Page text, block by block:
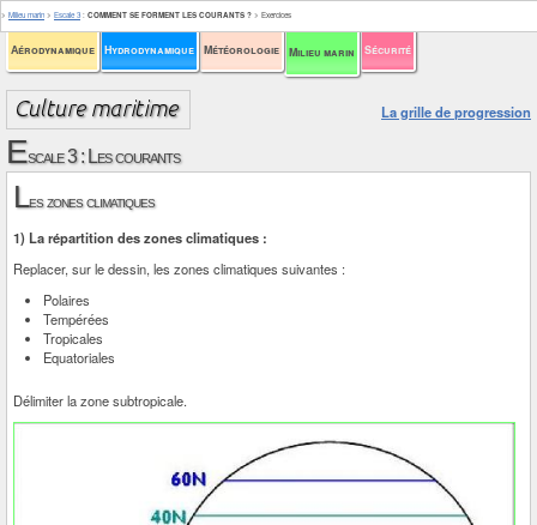
Aérodynamique Hydrodynamique Météorologie Milieu marin Sécurité
> Milieu marin > Escale 3 : COMMENT SE FORMENT LES COURANTS ? > Exercices
La grille de progression
Escale 3 : Les courants
Les zones climatiques
1) La répartition des zones climatiques :
Replacer, sur le dessin, les zones climatiques suivantes :
Polaires
Tempérées
Tropicales
Equatoriales
Délimiter la zone subtropicale.